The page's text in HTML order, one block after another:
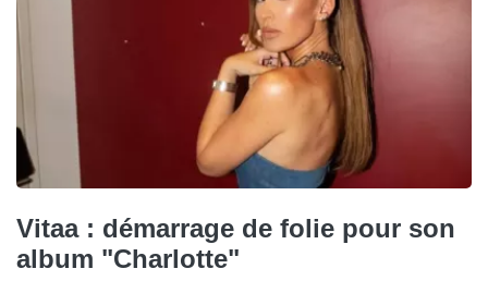
Vitaa : démarrage de folie pour son
album "Charlotte"